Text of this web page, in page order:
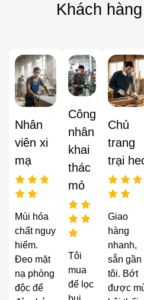
Khách
Nhân
viên xi
mạ
Mùi hóa
chất nguy
hiểm.
Đeo mặt
nạ phòng
độc để
Công
nhân
khai
thác
mỏ
Tôi
mua
để lọc
Chủ
trang
trại
Giao
hàng
nhanh,
sẵn gần
tôi. Bớt
được